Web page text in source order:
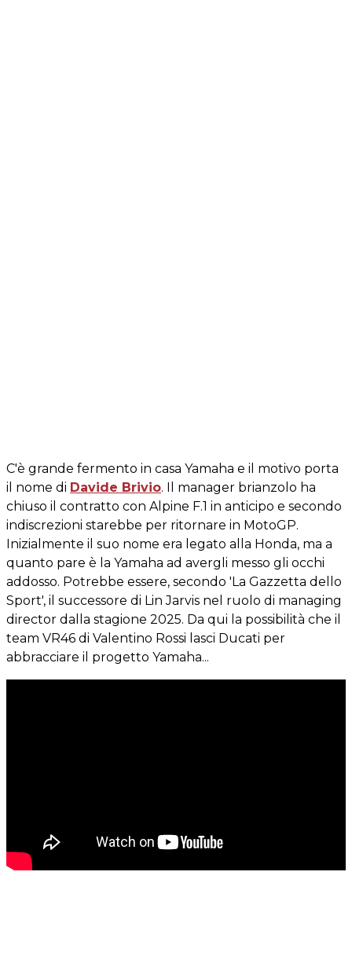
C'è grande fermento in casa Yamaha e il motivo porta
il nome di Davide Brivio. Il manager brianzolo ha
chiuso il contratto con Alpine F.1 in anticipo e secondo
indiscrezioni starebbe per ritornare in MotoGP.
Inizialmente il suo nome era legato alla Honda, ma a
quanto pare è la Yamaha ad avergli messo gli occhi
addosso. Potrebbe essere, secondo 'La Gazzetta dello
Sport', il successore di Lin Jarvis nel ruolo di managing
director dalla stagione 2025. Da qui la possibilità che il
team VR46 di Valentino Rossi lasci Ducati per
abbracciare il progetto Yamaha...